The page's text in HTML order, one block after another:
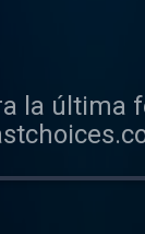
la última